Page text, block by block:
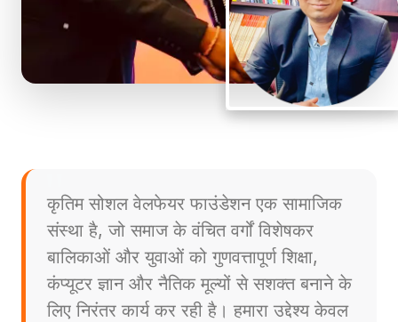
कृतिम सोशल वेलफेयर फाउंडेशन एक सामाजिक
संस्था है, जो समाज के वंचित वर्गों विशेषकर
बालिकाओं और युवाओं को गुणवत्तापूर्ण शिक्षा,
कंप्यूटर ज्ञान और नैतिक मूल्यों से सशक्त बनाने के
लिए निरंतर कार्य कर रही है। हमारा उद्देश्य केवल